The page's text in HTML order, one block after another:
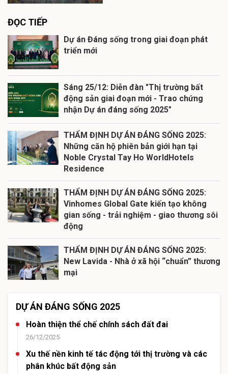
ĐỌC TIẾP
Dự án Đáng sống trong giai đoạn phát
triển mới
Sáng 25/12: Diễn đàn "Thị trường bất
động sản giai đoạn mới - Trao chứng
nhận Dự án đáng sống 2025"
THẨM ĐỊNH DỰ ÁN ĐÁNG SỐNG 2025:
Những căn hộ phiên bản giới hạn tại
Noble Crystal Tay Ho WorldHotels
Residence
THẨM ĐỊNH DỰ ÁN ĐÁNG SỐNG 2025:
Vinhomes Global Gate kiến tạo không
gian sống - trải nghiệm - giao thương sôi
động
THẨM ĐỊNH DỰ ÁN ĐÁNG SỐNG 2025:
New Lavida - Nhà ở xã hội “chuẩn” thương
mại
DỰ ÁN ĐÁNG SỐNG 2025
Hoàn thiện thể chế chính sách đất đai
26/12/2025
Xu thế nền kinh tế tác động tới thị trường và các
phân khúc bất động sản